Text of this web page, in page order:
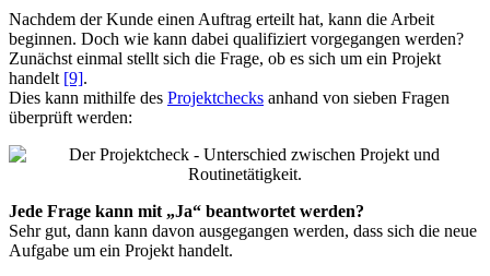
Nachdem der Kunde einen Auftrag erteilt hat, kann die Arbeit
beginnen. Doch wie kann dabei qualifiziert vorgegangen werden?
Zunächst einmal stellt sich die Frage, ob es sich um ein Projekt
handelt [9].
Dies kann mithilfe des Projektchecks anhand von sieben Fragen
überprüft werden:
Jede Frage kann mit „Ja“ beantwortet werden?
Sehr gut, dann kann davon ausgegangen werden, dass sich die neue
Aufgabe um ein Projekt handelt.